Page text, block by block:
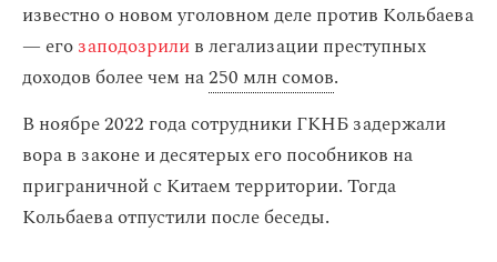
известно о новом уголовном деле против Кольбаева
— егозаподозрилив легализации преступных
доходов более чем на250 млн сомов.
В ноябре 2022 года сотрудники ГКНБ задержали
вора в законе и десятерых его пособников на
приграничной с Китаем территории. Тогда
Кольбаева отпустили после беседы.